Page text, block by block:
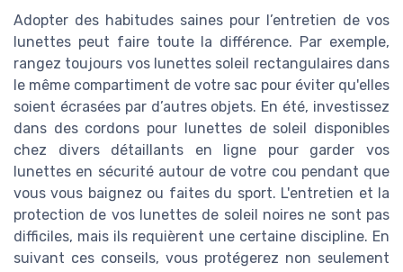
Adopter des habitudes saines pour l’entretien de vos
lunettes peut faire toute la différence. Par exemple,
rangez toujours vos lunettes soleil rectangulaires dans
le même compartiment de votre sac pour éviter qu'elles
soient écrasées par d’autres objets. En été, investissez
dans des cordons pour lunettes de soleil disponibles
chez divers détaillants en ligne pour garder vos
lunettes en sécurité autour de votre cou pendant que
vous vous baignez ou faites du sport. L'entretien et la
protection de vos lunettes de soleil noires ne sont pas
difficiles, mais ils requièrent une certaine discipline. En
suivant ces conseils, vous protégerez non seulement